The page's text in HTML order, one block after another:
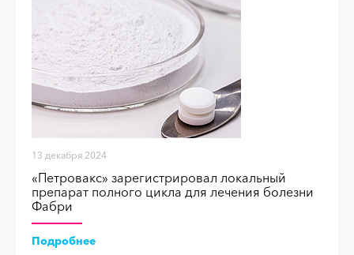
13 декабря 2024
«Петровакс» зарегистрировал локальный
препарат полного цикла для лечения болезни
Фабри
Подробнее